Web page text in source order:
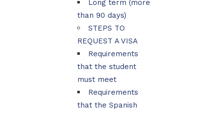
Long term (more
than 90 days)
STEPS TO
REQUEST A VISA
Requirements
that the student
must meet
Requirements
that the Spanish